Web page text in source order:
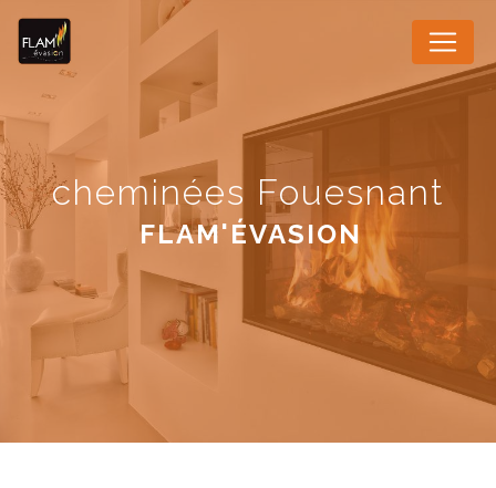
cheminées Fouesnant
FLAM'ÉVASION
Panneau de gestion des cookies